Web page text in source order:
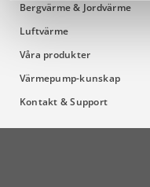
Bergvärme & Jordvärme
Luftvärme
Våra produkter
Värmepump-kunskap
Kontakt & Support